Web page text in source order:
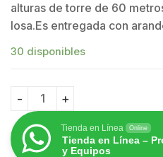
alturas de torre de 60
losa.Es entregada con
30 disponibles
Ancla de Losa o Pared
Tienda en Línea Online
Tienda en Línea –
y Equipos